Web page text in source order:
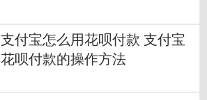
支付宝怎么用花呗付款 支付宝
花呗付款的操作方法